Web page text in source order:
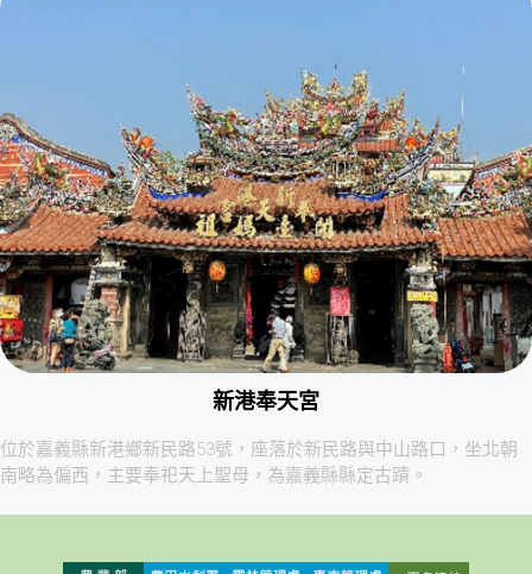
新港奉天宮
位於嘉義縣新港鄉新民路53號，座落於新民路與中山路口，坐北朝
南略為偏西，主要奉祀天上聖母，為嘉義縣縣定古蹟。